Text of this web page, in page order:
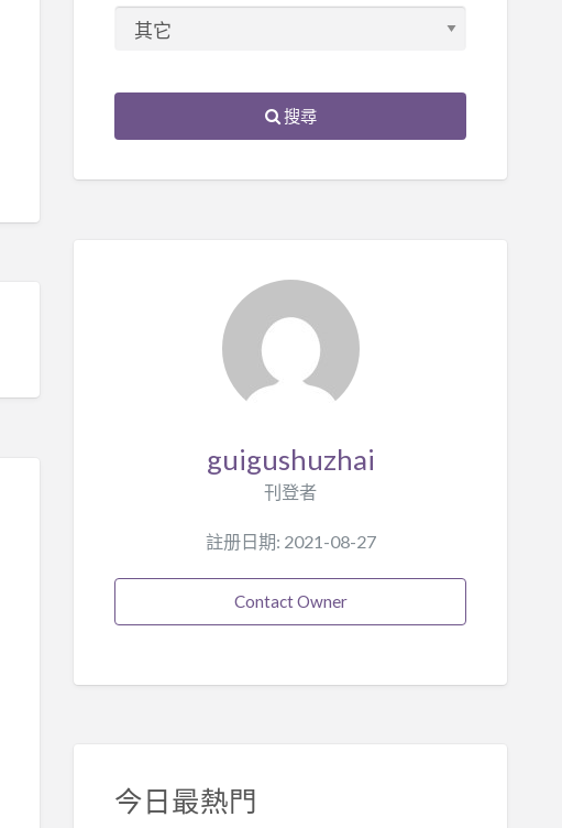
搜尋
guigushuzhai
刊登者
註册日期: 2021-08-27
Contact Owner
今日最熱門